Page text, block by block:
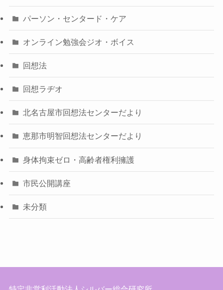
パーソン・センタード・ケア
オンライン勉強会ジオ・ボイス
回想法
回想ラヂオ
北名古屋市回想法センターだより
恵那市明智回想法センターだより
身体拘束ゼロ・高齢者権利擁護
市民公開講座
未分類